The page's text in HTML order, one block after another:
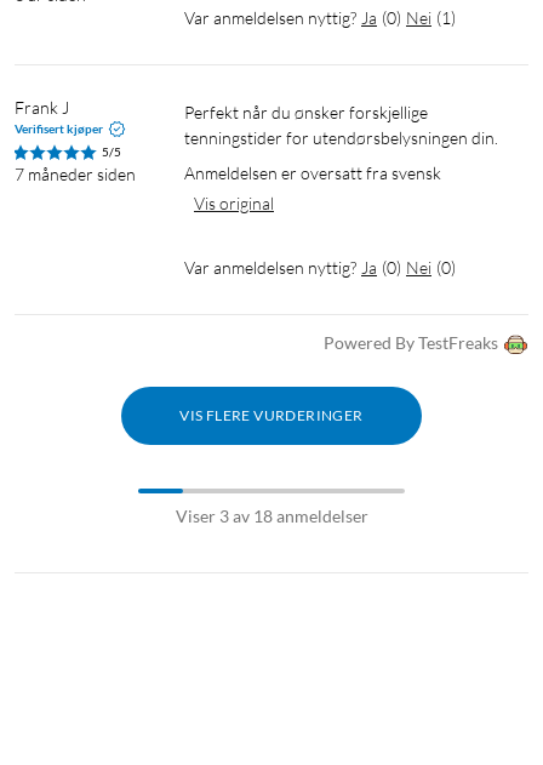
Var anmeldelsen nyttig? Ja (0) Nei (1)
Frank J
Verifisert kjøper
5/5
7 måneder siden
Perfekt når du ønsker forskjellige
tenningstider for utendørsbelysningen din.
Anmeldelsen er oversatt fra svensk
Vis original
Var anmeldelsen nyttig? Ja (0) Nei (0)
Powered By TestFreaks
VIS FLERE VURDERINGER
Viser 3 av 18 anmeldelser